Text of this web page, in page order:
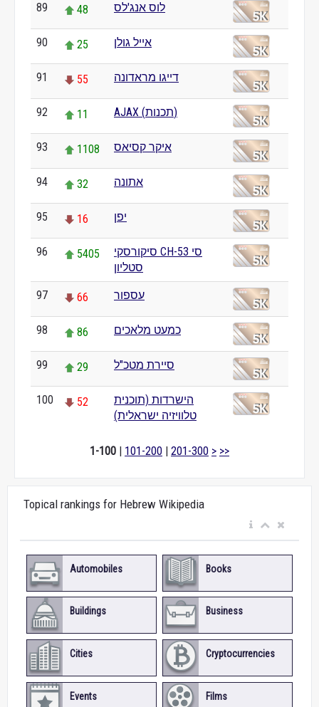
89 48 לוס אנג'לס
90 25 אייל גולן
91 55 דייגו מראדונה
92 11 AJAX (תכנות)
93 1108 איקר קסיאס
94 32 אתונה
95 16 יפן
96 5405
סיקורסקי CH-53 סי
סטליון
97 66 עספור
98 86 כמעט מלאכים
99 29 סיירת מטכ"ל
100 52
הישרדות (תוכנית
טלוויזיה ישראלית)
1-100 | 101-200 | 201-300 > >>
Topical rankings for Hebrew Wikipedia
Automobiles Books
Buildings Business
Cities Cryptocurrencies
Events Films